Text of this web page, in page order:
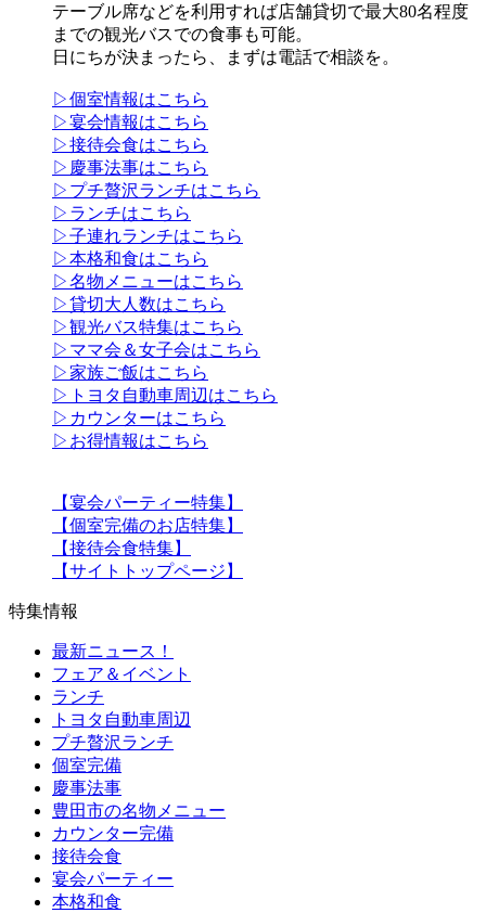
テーブル席などを利用すれば店舗貸切で最大80名程度
までの観光バスでの食事も可能。
日にちが決まったら、まずは電話で相談を。
▷個室情報はこちら
▷宴会情報はこちら
▷接待会食はこちら
▷慶事法事はこちら
▷プチ贅沢ランチはこちら
▷ランチはこちら
▷子連れランチはこちら
▷本格和食はこちら
▷名物メニューはこちら
▷貸切大人数はこちら
▷観光バス特集はこちら
▷ママ会＆女子会はこちら
▷家族ご飯はこちら
▷トヨタ自動車周辺はこちら
▷カウンターはこちら
▷お得情報はこちら
【宴会パーティー特集】
【個室完備のお店特集】
【接待会食特集】
【サイトトップページ】
特集情報
最新ニュース！
フェア＆イベント
ランチ
トヨタ自動車周辺
プチ贅沢ランチ
個室完備
慶事法事
豊田市の名物メニュー
カウンター完備
接待会食
宴会パーティー
本格和食